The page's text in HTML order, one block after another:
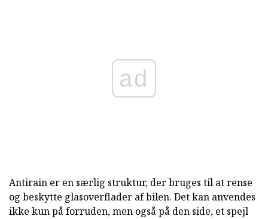
ad
Antirain er en særlig struktur, der bruges til at rense
og beskytte glasoverflader af bilen. Det kan anvendes
ikke kun på forruden, men også på den side, et spejl